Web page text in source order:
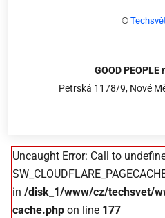
©
GOOD PEOPLE
Petrská 1178/9, Nové
Uncaught Error: Call to
in /disk_1/www/cz/techsvet/
cache.php on line 177